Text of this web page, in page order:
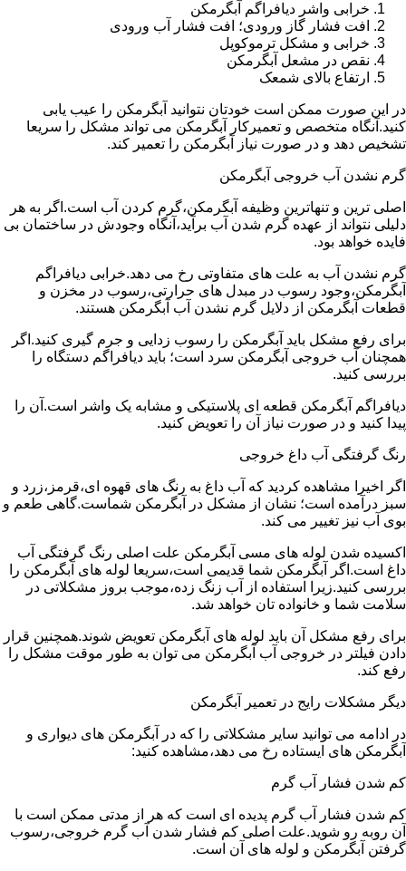
خرابی واشر دیافراگم آبگرمکن
افت فشار گاز ورودی؛ افت فشار آب ورودی
خرابی و مشکل ترموکوپل
نقص در مشعل آبگرمکن
ارتفاع بالای شمعک
در این صورت ممکن است خودتان نتوانید آبگرمکن را عیب یابی
کنید.آنگاه متخصص و تعمیرکار آبگرمکن می تواند مشکل را سریعا
تشخیص دهد و در صورت نیاز آبگرمکن را تعمیر کند.
گرم نشدن آب خروجی آبگرمکن
اصلی ترین و تنهاترین وظیفه آبگرمکن،گرم کردن آب است.اگر به هر
دلیلی نتواند از عهده گرم شدن آب برآید،آنگاه وجودش در ساختمان بی
فایده خواهد بود.
گرم نشدن آب به علت های متفاوتی رخ می دهد.خرابی دیافراگم
آبگرمکن،وجود رسوب در مبدل های حرارتی،رسوب در مخزن و
قطعات آبگرمکن از دلایل گرم نشدن آب آبگرمکن هستند.
برای رفع مشکل باید آبگرمکن را رسوب زدایی و جرم گیری کنید.اگر
همچنان آب خروجی آبگرمکن سرد است؛ باید دیافراگم دستگاه را
بررسی کنید.
دیافراگم آبگرمکن قطعه ای پلاستیکی و مشابه یک واشر است.آن را
پیدا کنید و در صورت نیاز آن را تعویض کنید.
رنگ گرفتگی آب داغ خروجی
اگر اخیرا مشاهده کردید که آب داغ به رنگ های قهوه ای،قرمز،زرد و
سبز درآمده است؛ نشان از مشکل در آبگرمکن شماست.گاهی طعم و
بوی آب نیز تغییر می کند.
اکسیده شدن لوله های مسی آبگرمکن علت اصلی رنگ گرفتگی آب
داغ است.اگر آبگرمکن شما قدیمی است،سریعا لوله های آبگرمکن را
بررسی کنید.زیرا استفاده از آب زنگ زده،موجب بروز مشکلاتی در
سلامت شما و خانواده تان خواهد شد.
برای رفع مشکل آن باید لوله های آبگرمکن تعویض شوند.همچنین قرار
دادن فیلتر در خروجی آب آبگرمکن می توان به طور موقت مشکل را
رفع کند.
دیگر مشکلات رایج در تعمیر آبگرمکن
در ادامه می توانید سایر مشکلاتی را که در آبگرمکن های دیواری و
آبگرمکن های ایستاده رخ می دهد،مشاهده کنید:
کم شدن فشار آب گرم
کم شدن فشار آب گرم پدیده ای است که هر از مدتی ممکن است با
آن روبه رو شوید.علت اصلی کم فشار شدن آب گرم خروجی،رسوب
گرفتن آبگرمکن و لوله های آن است.